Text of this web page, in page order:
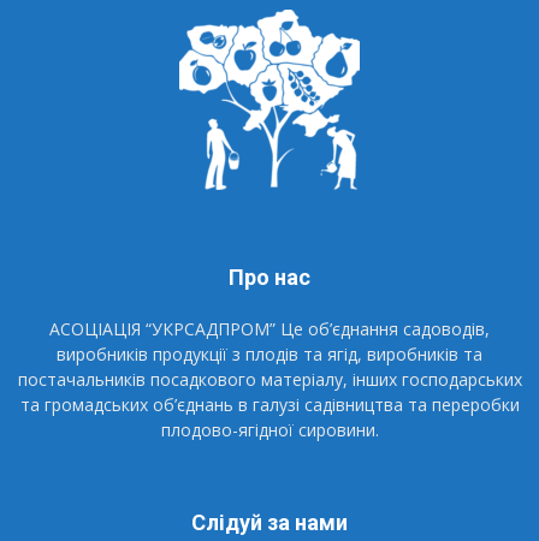
Про нас
АСОЦІАЦІЯ “УКРСАДПРОМ” Це об’єднання садоводів,
виробників продукції з плодів та ягід, виробників та
постачальників посадкового матеріалу, інших господарських
та громадських об’єднань в галузі садівництва та переробки
плодово-ягідної сировини.
Слідуй за нами